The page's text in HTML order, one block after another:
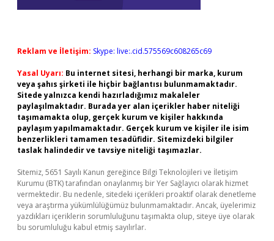
Reklam ve İletişim: Skype: live:.cid.575569c608265c69
Yasal Uyarı: Bu internet sitesi, herhangi bir marka, kurum
veya şahıs şirketi ile hiçbir bağlantısı bulunmamaktadır.
Sitede yalnızca kendi hazırladığımız makaleler
paylaşılmaktadır. Burada yer alan içerikler haber niteliği
taşımamakta olup, gerçek kurum ve kişiler hakkında
paylaşım yapılmamaktadır. Gerçek kurum ve kişiler ile isim
benzerlikleri tamamen tesadüfidir. Sitemizdeki bilgiler
taslak halindedir ve tavsiye niteliği taşımazlar.
Sitemiz, 5651 Sayılı Kanun gereğince Bilgi Teknolojileri ve İletişim
Kurumu (BTK) tarafından onaylanmış bir Yer Sağlayıcı olarak hizmet
vermektedir. Bu nedenle, sitedeki içerikleri proaktif olarak denetleme
veya araştırma yükümlülüğümüz bulunmamaktadır. Ancak, üyelerimiz
yazdıkları içeriklerin sorumluluğunu taşımakta olup, siteye üye olarak
bu sorumluluğu kabul etmiş sayılırlar.